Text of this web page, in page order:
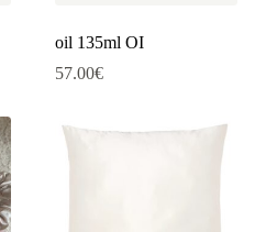
oil 135ml OI
57.00€